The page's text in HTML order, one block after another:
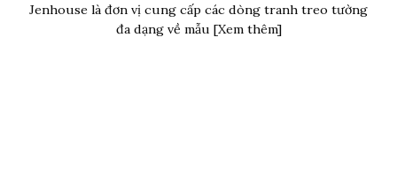
Jenhouse là đơn vị cung cấp các dòng tranh treo tường
đa dạng về mẫu [Xem thêm]